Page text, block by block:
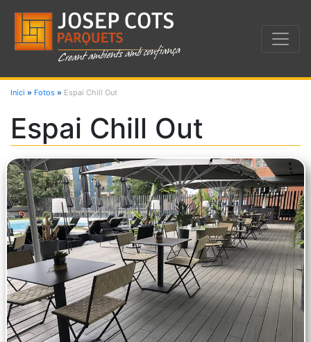
Inici » Fotos » Espai Chill Out
Espai Chill Out